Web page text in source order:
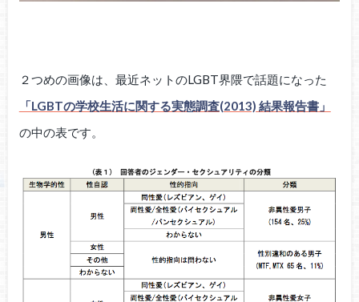
２つめの画像は、最近ネットのLGBT界隈で話題になった
「LGBTの学校生活に関する実態調査(2013) 結果報告書」
の中の表です。